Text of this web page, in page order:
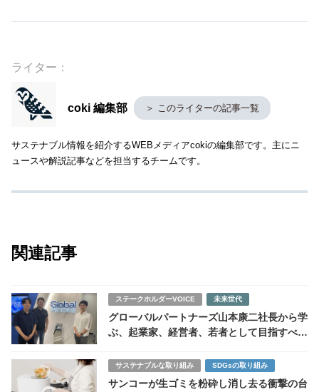
ライター：
coki 編集部 ＞ このライターの記事一覧
サステナブル情報を紹介するWEBメディアcokiの編集部です。主にニ
ュースや解説記事などを担当するチームです。
関連記事
ステークホルダーVOICE 未来世代
グローバルパートナーズ山本康二社長から学
ぶ、起業家、経営者、若者として目指すべき
サステナブルな取り組み SDGsの取り組み
サンコーが生ゴミを粉砕し消し去る衝撃の台